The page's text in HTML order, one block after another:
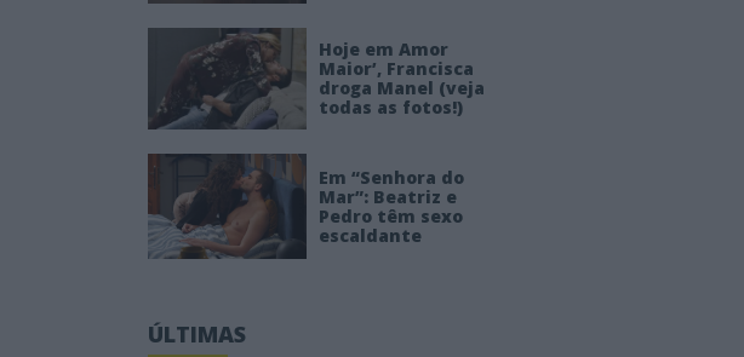
Hoje em Amor
Maior’, Francisca
droga Manel (veja
todas as fotos!)
Em “Senhora do
Mar”: Beatriz e
Pedro têm sexo
escaldante
ÚLTIMAS